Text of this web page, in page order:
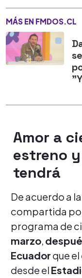
MÁS EN FMDOS.CL
Amor a
estreno
tendrá
De acuerdo a
compartida
programa de
marzo,
Ecuador que
desde el